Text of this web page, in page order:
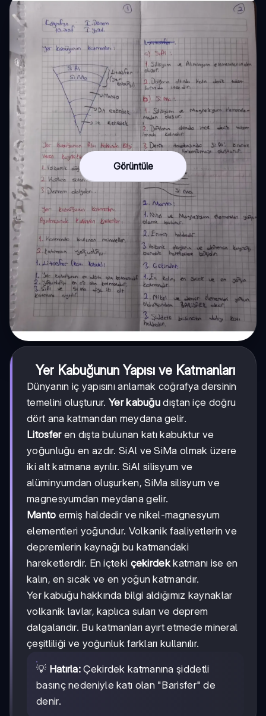
Görüntüle
Yer Kabuğunun Yapısı ve Katmanları
Dünyanın iç yapısını anlamak coğrafya dersinin
temelini oluşturur.Yer kabuğu dıştan içe doğru
dört ana katmandan meydana gelir.
Litosferen dışta bulunan katı kabuktur ve
yoğunluğu en azdır. SiAl ve SiMa olmak üzere
iki alt katmana ayrılır. SiAl silisyum ve
alüminyumdan oluşurken, SiMa silisyum ve
magnesyumdan meydana gelir.
Manto ermiş haldedir ve nikel-magnesyum
elementleri yoğundur. Volkanik faaliyetlerin ve
depremlerin kaynağı bu katmandaki
hareketlerdir. En içteki çekirdekkatmanı ise en
kalın, en sıcak ve en yoğun katmandır.
Yer kabuğu hakkında bilgi aldığımız kaynaklar
volkanik lavlar, kaplıca suları ve deprem
dalgalarıdır. Bu katmanları ayırt etmede mineral
çeşitliliği ve yoğunluk farkları kullanılır.
💡 Hatırla: Çekirdek katmanına şiddetli
basınç nedeniyle katı olan "Barisfer" de
denir.